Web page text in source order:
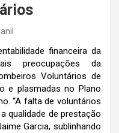
financeira da
preocupações da
Voluntários de
e plasmadas no Plano
“A falta de voluntários
qualidade de prestação
Garcia, sublinhando